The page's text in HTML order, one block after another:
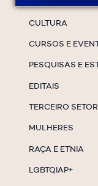
CULTURA
CURSOS E
PESQUISAS E
EDITAIS
TERCEIRO SETOR
MULHERES
RAÇA E ETNIA
LGBTQIAP+